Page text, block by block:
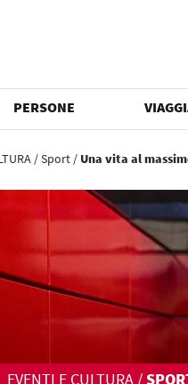
PERSONE
/Sport / Una vita al
EVENTI E CULTURA /